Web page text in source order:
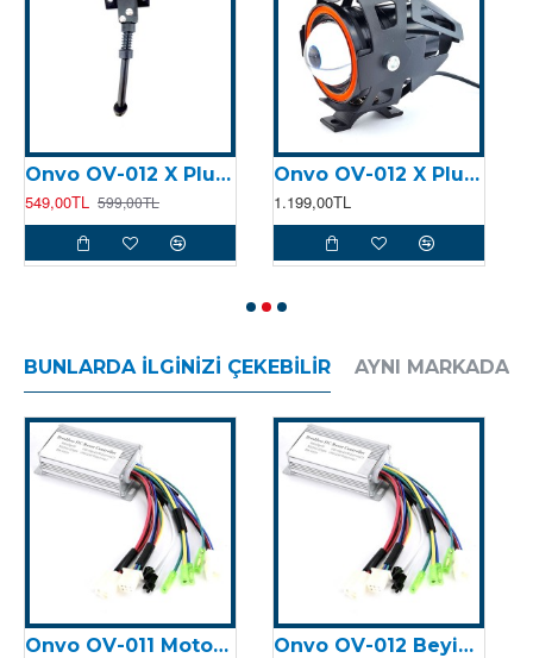
Onvo OV-012 X Plus (2023) Ayak Standı
549,00TL 599,00TL
Onvo OV-012 X Plus (2023) Ön Far
1.199,00TL
BUNLARDA İLGINIZI ÇEKEBILIR AYNI MARKADAN
Onvo OV-011 Motor Kontrolcüsü (Beyin)
Onvo OV-012 Beyin (2024)